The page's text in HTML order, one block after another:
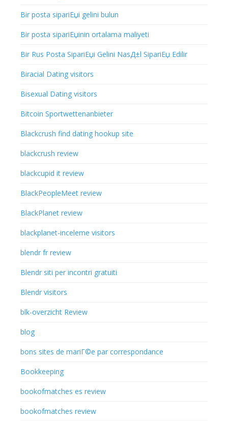
Bir posta sipariЕџi gelini bulun
Bir posta sipariЕџinin ortalama maliyeti
Bir Rus Posta SipariЕџi Gelini NasД±l SipariЕџ Edilir
Biracial Dating visitors
Bisexual Dating visitors
Bitcoin Sportwettenanbieter
Blackcrush find dating hookup site
blackcrush review
blackcupid it review
BlackPeopleMeet review
BlackPlanet review
blackplanet-inceleme visitors
blendr fr review
Blendr siti per incontri gratuiti
Blendr visitors
blk-overzicht Review
blog
bons sites de mariГ©e par correspondance
Bookkeeping
bookofmatches es review
bookofmatches review